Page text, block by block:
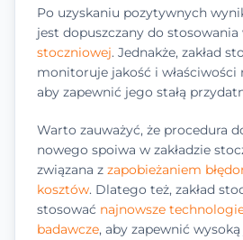
Po uzyskaniu pozytywnych
jest dopuszczany do stosowania
stoczniowej. Jednakże, zakład
monitoruje jakość i właściwości
aby zapewnić jego stałą
Warto zauważyć, że procedura
nowego spoiwa w zakładzie
związana z zapobieżaniem
kosztów. Dlatego też, zakład
stosować najnowsze
badawcze, aby zapewnić